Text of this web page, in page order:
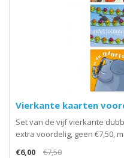
Vierkante kaarten
Set van de vijf vierkante
extra voordelig, geen €7,50,
€6,00
€7,50